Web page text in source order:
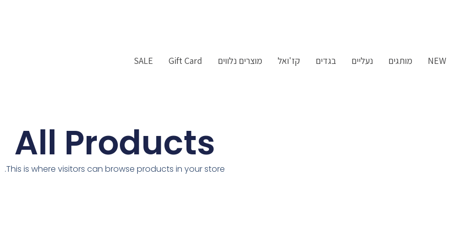
NEW מותגים נעליים בגדים קז'ואל מוצרים נלווים Gift Card
SALE
All Products
This is where visitors can browse products in your store.